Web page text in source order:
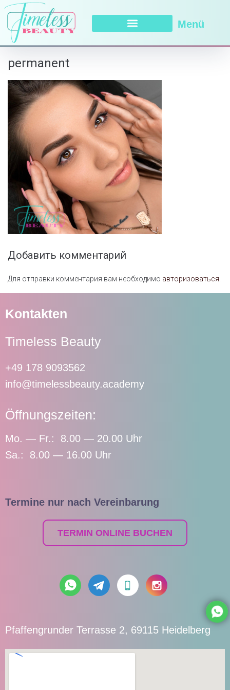
Menü
permanent
Добавить комментарий
Для отправки комментария вам необходимо авторизоваться
Kontakten
Timeless Beauty
+49 178 9093562
info@timelessbeauty.academy
Öffnungszeiten:
Mo. — Fr.: 8.00 — 20.00 Uhr
Sa.: 8.00 — 16.00 Uhr
Termine nur nach Vereinbarung
TERMIN ONLINE BUCHEN
Pfaffengrunder Terrasse 2, 69115 Heidelberg